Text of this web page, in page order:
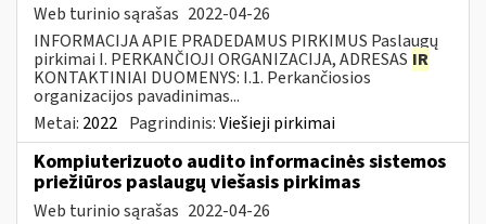
Web turinio sąrašas 2022-04-26
INFORMACIJA APIE PRADEDAMUS PIRKIMUS Paslaugų
pirkimai I. PERKANČIOJI ORGANIZACIJA, ADRESAS IR
KONTAKTINIAI DUOMENYS: I.1. Perkančiosios
organizacijos pavadinimas...
Metai: 2022 Pagrindinis:Viešieji pirkimai
Kompiuterizuoto audito informacinės sistemos
priežiūros paslaugų viešasis pirkimas
Web turinio sąrašas 2022-04-26